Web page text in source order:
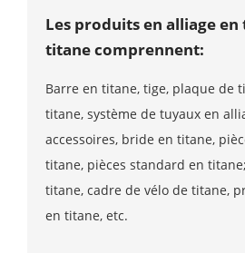
Les produits en alliage
titane comprennent:
Barre en titane, tige, plaque de
titane, système de tuyaux en
accessoires, bride en titane,
titane, pièces standard en
titane, cadre de vélo de titane,
en titane, etc.